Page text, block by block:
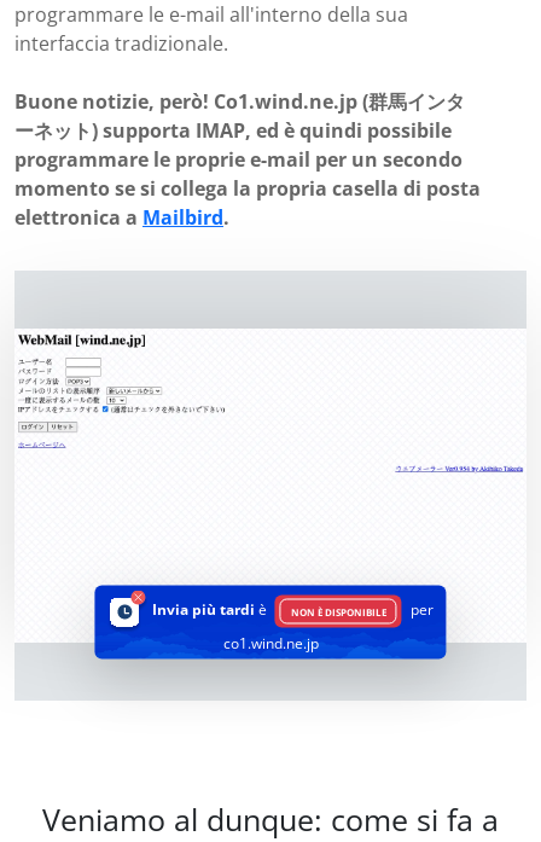
programmare le e-mail all'interno della sua
interfaccia tradizionale.
Buone notizie, però! Co1.wind.ne.jp (群馬インタ
ーネット) supporta IMAP, ed è quindi possibile
programmare le proprie e-mail per un secondo
momento se si collega la propria casella di posta
elettronica a Mailbird.
Invia più tardi è NON È DISPONIBILE
per
co1.wind.ne.jp
Veniamo al dunque: come si fa a